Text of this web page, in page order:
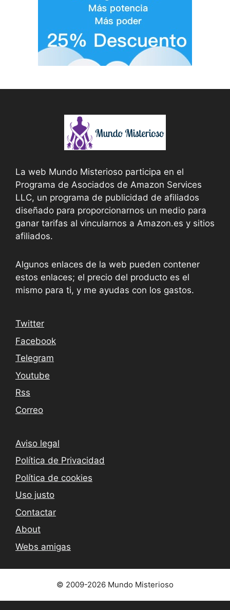
La web Mundo Misterioso participa en el
Programa de Asociados de Amazon Services
LLC, un programa de publicidad de afiliados
diseñado para proporcionarnos un medio para
ganar tarifas al vincularnos a Amazon.es y sitios
afiliados.
Algunos enlaces de la web pueden contener
estos enlaces; el precio del producto es el
mismo para ti, y me ayudas con los gastos.
Twitter
Facebook
Telegram
Youtube
Rss
Correo
Aviso legal
Política de Privacidad
Política de cookies
Uso justo
Contactar
About
Webs amigas
© 2009-2026 Mundo Misterioso